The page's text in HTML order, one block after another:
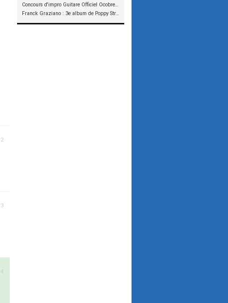
Concours d'impro Guitare Officiel Ocobre 2015 - Christophe Godin
Franck Graziano : 3e album de Poppy Street en précommande